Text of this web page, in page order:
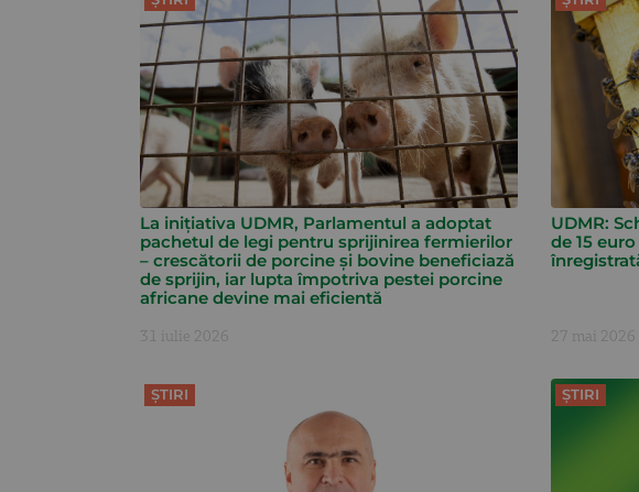
La inițiativa UDMR, Parlamentul a adoptat
pachetul de legi pentru sprijinirea fermierilor
– crescătorii de porcine și bovine beneficiază
de sprijin, iar lupta împotriva pestei porcine
africane devine mai eficientă
31 iulie 2026
UDMR:
de 15
27 mai 2026
ȘTIRI ȘTIRI